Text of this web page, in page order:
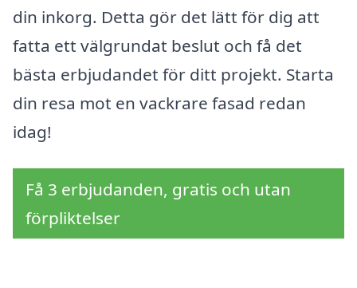
din inkorg. Detta gör det lätt för dig att
fatta ett välgrundat beslut och få det
bästa erbjudandet för ditt projekt. Starta
din resa mot en vackrare fasad redan
idag!
Få 3 erbjudanden, gratis och utan
förpliktelser